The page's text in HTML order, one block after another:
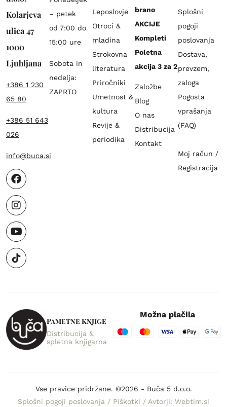
Kolarjeva
ulica 47
1000
Ljubljana
+386 1 230
65 80
+386 51 643
026
info@buca.si
– petek
od 7:00 do
15:00 ure
Sobota in
nedelja:
ZAPRTO
Leposlovje
Otroci &
mladina
Strokovna
literatura
Priročniki
Umetnost &
kultura
Revije &
periodika
brano
AKCIJE
Kompleti
Poletna
akcija 3 za 2
Založbe
Blog
O nas
Distribucija
Kontakt
Splošni
pogoji
poslovanja
Dostava,
prevzem,
zaloga
Pogosta
vprašanja
(FAQ)
Moj račun /
Registracija
Pametne knjige
Distribucija &
spletna knjigarna
Možna plačila
Vse pravice pridržane. ©2026 - Buča 5 d.o.o.
Splošni pogoji poslovanja / Piškotki / Avtorji: Webtim.si